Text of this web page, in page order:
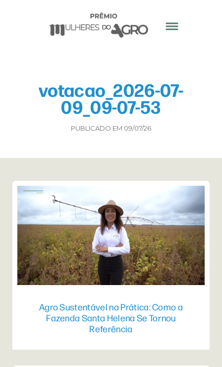
votacao_2026-07-
09_09-07-53
PUBLICADO EM 09/07/26
Agro Sustentável na Prática: Como a
Fazenda Santa Helena Se Tornou
Referência